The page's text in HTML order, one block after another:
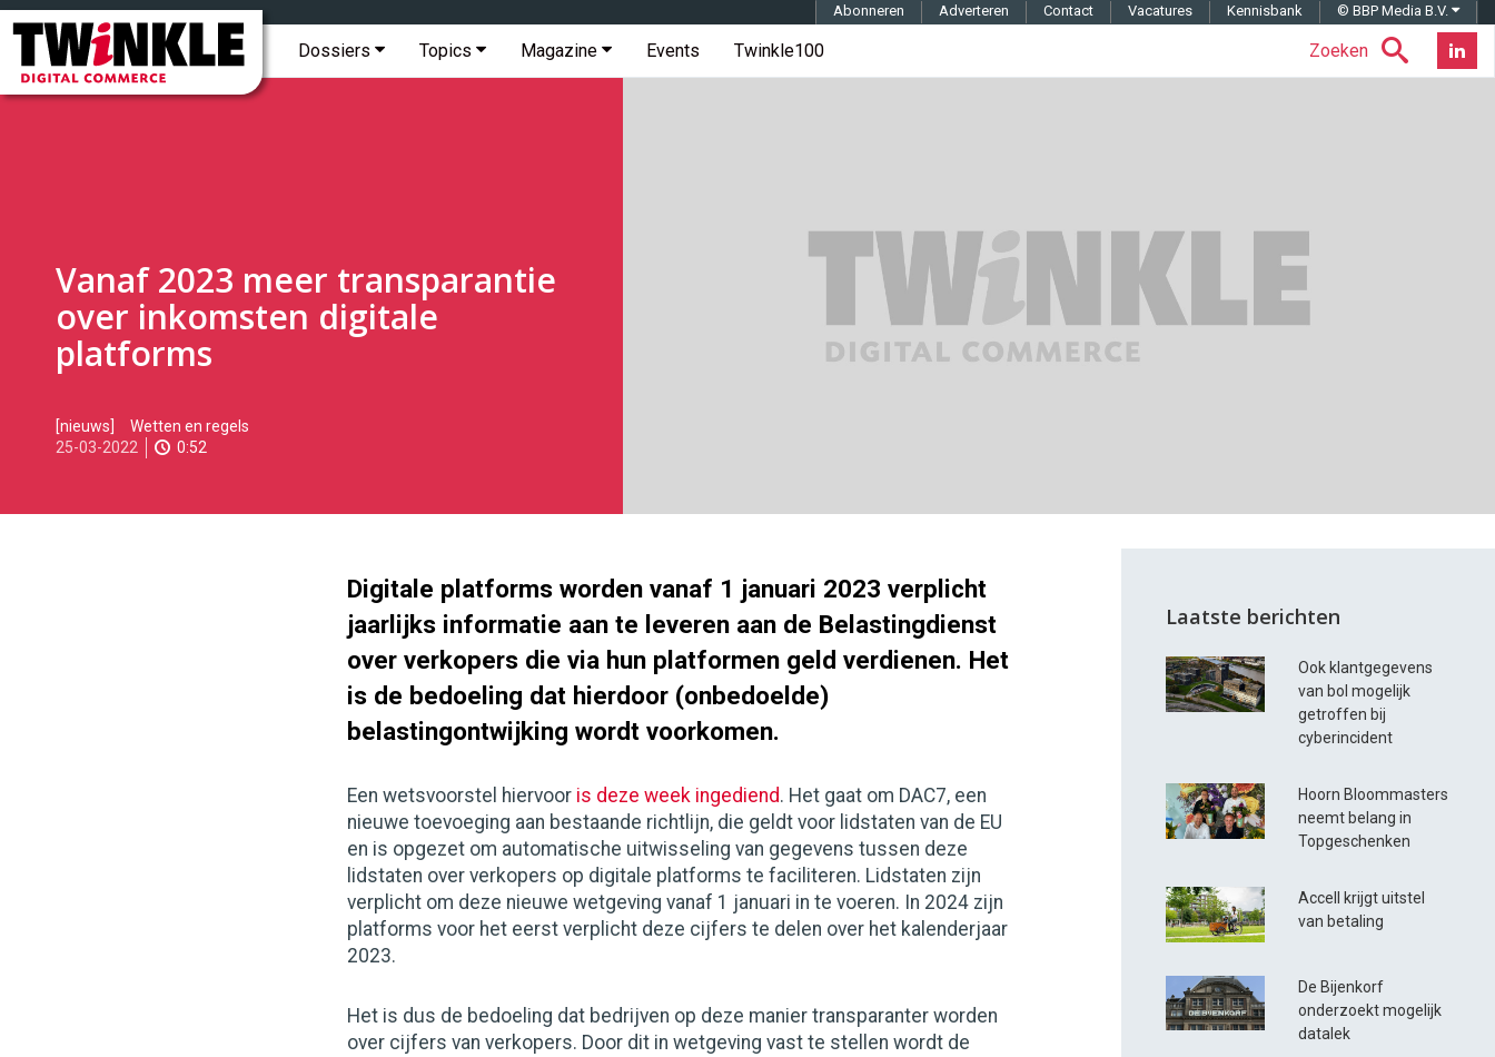
Twinkle
Digital
Commerce
Hoofdmenu Zoeken
Dossiers Topics Magazine Events Twinkle100
Topmenu Abonneren Adverteren Contact Vacatures Kennisbank © BBP Media B.V.
Vanaf 2023 meer transparantie
over inkomsten digitale
platforms
2022-
03-
03-
[nieuws]
Wetten en regels
25-03-2022
0:52
Digitale platforms worden vanaf 1 januari 2023 verplicht
jaarlijks informatie aan te leveren aan de Belastingdienst
over verkopers die via hun platformen geld verdienen. Het
is de bedoeling dat hierdoor (onbedoelde)
belastingontwijking wordt voorkomen.
Een wetsvoorstel hiervoor is deze week ingediend. Het gaat om DAC7, een
nieuwe toevoeging aan bestaande richtlijn, die geldt voor lidstaten van de EU
en is opgezet om automatische uitwisseling van gegevens tussen deze
lidstaten over verkopers op digitale platforms te faciliteren. Lidstaten zijn
verplicht om deze nieuwe wetgeving vanaf 1 januari in te voeren. In 2024 zijn
platforms voor het eerst verplicht deze cijfers te delen over het kalenderjaar
2023.
Het is dus de bedoeling dat bedrijven op deze manier transparanter worden
over cijfers van verkopers. Door dit in wetgeving vast te stellen wordt de
Laatste berichten
Ook klantgegevens
van bol mogelijk
getroffen bij
cyberincident
Hoorn Bloommasters
neemt belang in
Topgeschenken
Accell krijgt uitstel
van betaling
De Bijenkorf
onderzoekt mogelijk
datalek